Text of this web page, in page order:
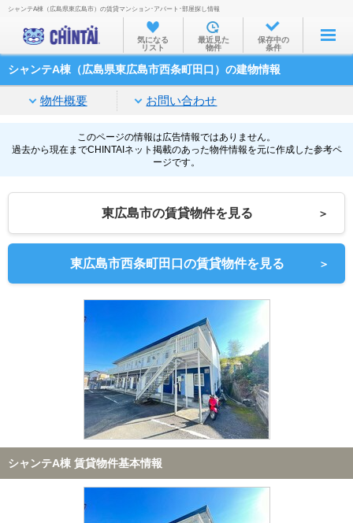
お部屋を探す
沿線・駅から
家賃相場から
通勤通学時間から
物件特集から
不動産会社から
TOP
シャンテA棟（広島県東広島市）の賃貸マンション･アパート･部屋探し情報
気になる
リスト
最近見た
物件
保存中の
条件
シャンテA棟（広島県東広島市西条町田口）の建物情報
物件概要 お問い合わせ
このページの情報は広告情報ではありません。
過去から現在までCHINTAIネット掲載のあった物件情報を元に作成した参考ペ
ージです。
東広島市の賃貸物件を見る ＞
東広島市西条町田口の賃貸物件を見る ＞
シャンテA棟 賃貸物件基本情報